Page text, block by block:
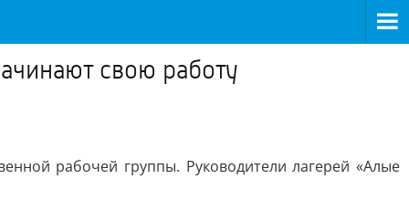
свою работу
рабочей группы. Руководители лагерей «Алые